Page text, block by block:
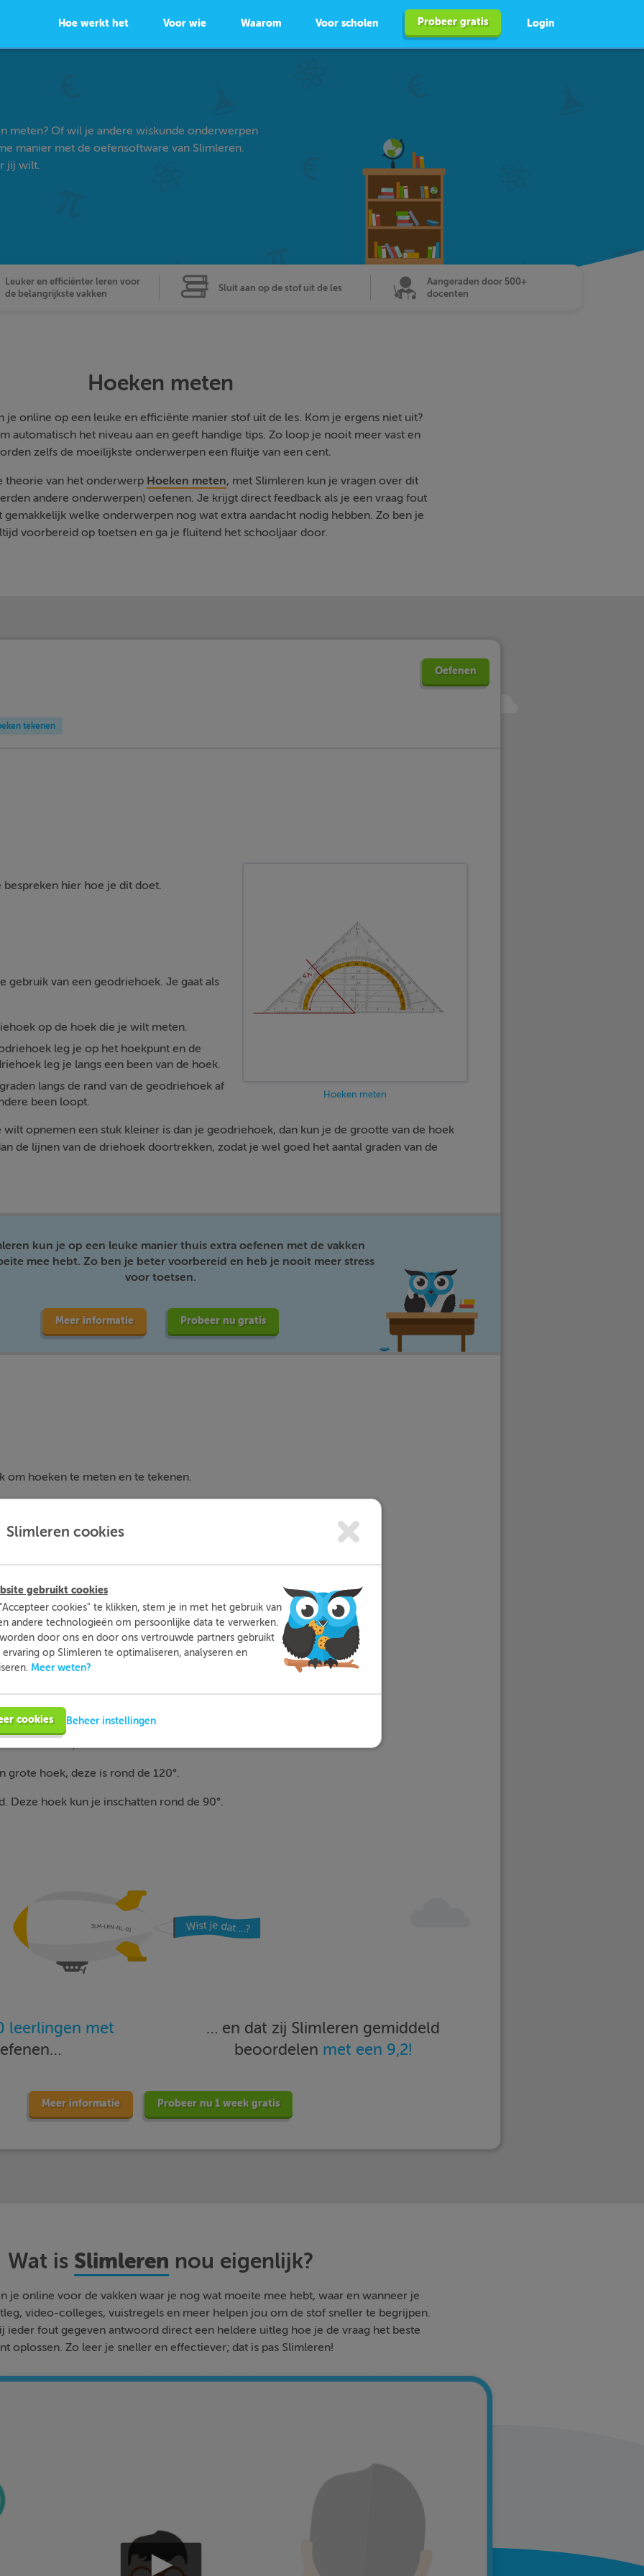
Hoe werkt het Voor wie Waarom Voor scholen Probeer gratis Login
meten? Of wil je andere wiskunde onderwerpen
manier met de oefensoftware van Slimleren.
jij wilt.
Leuker en efficiënter leren voor
de belangrijkste vakken
Sluit aan op de stof uit de les
Aangeraden door 500+
docenten
Hoeken meten
je online op een leuke en efficiënte manier stof uit de les. Kom je ergens niet uit?
automatisch het niveau aan en geeft handige tips. Zo loop je nooit meer vast en
zelfs de moeilijkste onderwerpen een fluitje van een cent.
theorie van het onderwerp Hoeken meten, met Slimleren kun je vragen over dit
andere onderwerpen) oefenen. Je krijgt direct feedback als je een vraag fout
welke onderwerpen nog wat extra aandacht nodig hebben. Zo ben je
voorbereid op toetsen en ga je fluitend het schooljaar door.
Oefenen
tekenen
Hoeken meten
hier hoe je dit doet.
gebruik van een geodriehoek. Je gaat als
op de hoek die je wilt meten.
leg je op het hoekpunt en de
leg je langs een been van de hoek.
langs de rand van de geodriehoek af
been loopt.
wilt opnemen een stuk kleiner is dan je geodriehoek, dan kun je de grootte van de hoek
de lijnen van de driehoek doortrekken, zodat je wel goed het aantal graden van de
kun je op een leuke manier thuis extra oefenen met de vakken
mee hebt. Zo ben je beter voorbereid en heb je nooit meer stress
voor toetsen.
Meer informatie Probeer nu gratis
om hoeken te meten en te tekenen.
een hoek tussen de 80° - 100°?
van 80°-100° er uitziet.
kleine hoek, deze is minder dan 30°.
grote hoek, deze is rond de 120°.
Deze hoek kun je inschatten rond de 90°.
leerlingen met
… en dat zij Slimleren gemiddeld
beoordelen met een 9,2!
Meer informatie Probeer nu 1 week gratis
Wat is Slimleren nou eigenlijk?
je online voor de vakken waar je nog wat moeite mee hebt, waar en wanneer je
video-colleges, vuistregels en meer helpen jou om de stof sneller te begrijpen.
ieder fout gegeven antwoord direct een heldere uitleg hoe je de vraag het beste
oplossen. Zo leer je sneller en effectiever; dat is pas Slimleren!
Slimleren cookies
gebruikt cookies
cookies" te klikken, stem je in met het gebruik van
andere technologieën om persoonlijke data te verwerken.
door ons en door ons vertrouwde partners gebruikt
op Slimleren te optimaliseren, analyseren en
Meer weten?
cookies Beheer instellingen